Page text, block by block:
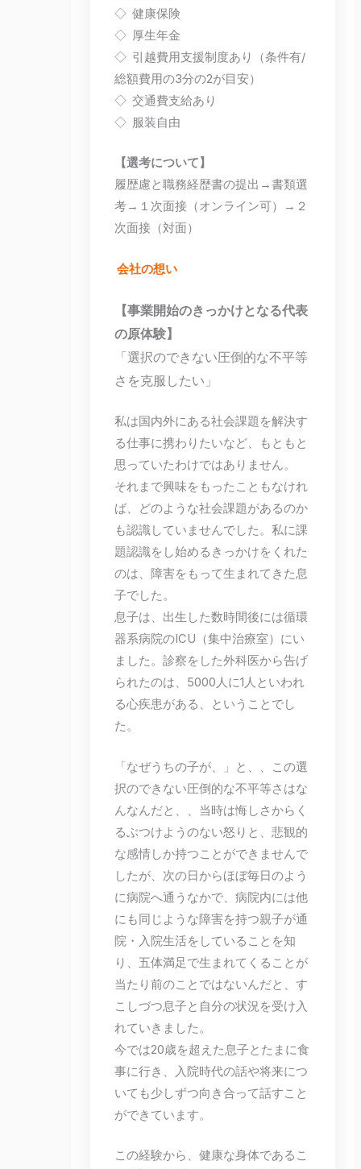
◇ 健康保険
◇ 厚生年金
◇ 引越費用支援制度あり（条件有/
総額費用の3分の2が目安）
◇ 交通費支給あり
◇ 服装自由
【選考について】
履歴慮と職務経歴書の提出→書類選
考→１次面接（オンライン可）→２
次面接（対面）
会社の想い
【事業開始のきっかけとなる代表
の原体験】
「選択のできない圧倒的な不平等
さを克服したい」
私は国内外にある社会課題を解決す
る仕事に携わりたいなど、もともと
思っていたわけではありません。
それまで興味をもったこともなけれ
ば、どのような社会課題があるのか
も認識していませんでした。私に課
題認識をし始めるきっかけをくれた
のは、障害をもって生まれてきた息
子でした。
息子は、出生した数時間後には循環
器系病院のICU（集中治療室）にい
ました。診察をした外科医から告げ
られたのは、5000人に1人といわれ
る心疾患がある、ということでし
た。
「なぜうちの子が、」と、、この選
択のできない圧倒的な不平等さはな
んなんだと、、当時は悔しさからく
るぶつけようのない怒りと、悲観的
な感情しか持つことができませんで
したが、次の日からほぼ毎日のよう
に病院へ通うなかで、病院内には他
にも同じような障害を持つ親子が通
院・入院生活をしていることを知
り、五体満足で生まれてくることが
当たり前のことではないんだと、す
こしづつ息子と自分の状況を受け入
れていきました。
今では20歳を超えた息子とたまに食
事に行き、入院時代の話や将来につ
いても少しずつ向き合って話すこと
ができています。
この経験から、健康な身体であるこ